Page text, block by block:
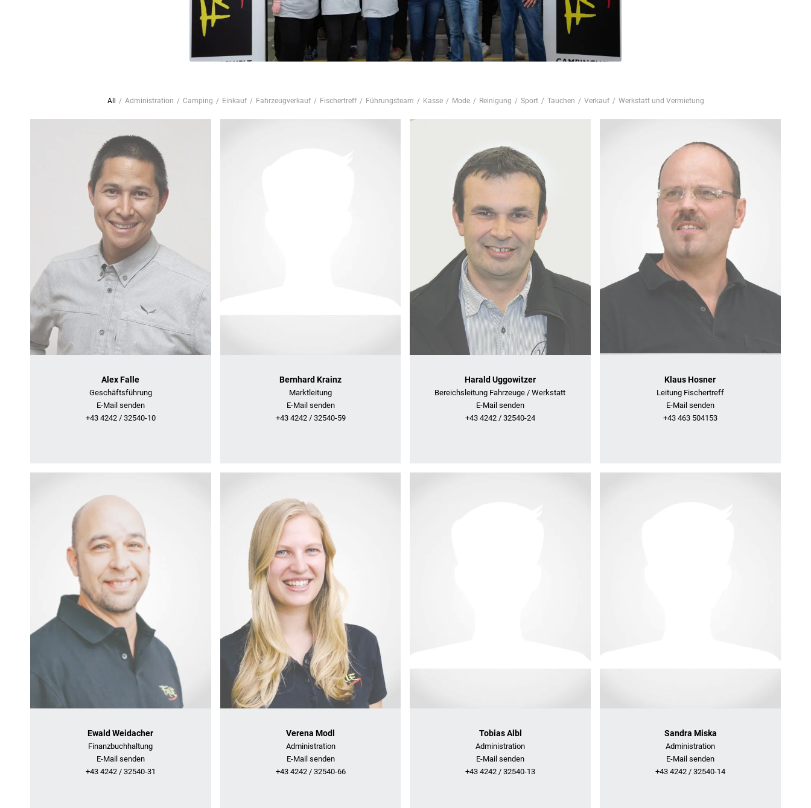
All / Administration / Camping / Einkauf / Fahrzeugverkauf / Fischertreff / Führungsteam / Kasse / Mode / Reinigung / Sport / Tauchen / Verkauf / Werkstatt und Vermietung
Alex Falle
Geschäftsführung
E-Mail senden
+43 4242 / 32540-10
Bernhard Krainz
Marktleitung
E-Mail senden
+43 4242 / 32540-59
Harald Uggowitzer
Bereichsleitung Fahrzeuge / Werkstatt
E-Mail senden
+43 4242 / 32540-24
Klaus Hosner
Leitung Fischertreff
E-Mail senden
+43 463 504153
Ewald Weidacher
Finanzbuchhaltung
E-Mail senden
+43 4242 / 32540-31
Verena Modl
Administration
E-Mail senden
+43 4242 / 32540-66
Tobias Albl
Administration
E-Mail senden
+43 4242 / 32540-13
Sandra Miska
Administration
E-Mail senden
+43 4242 / 32540-14